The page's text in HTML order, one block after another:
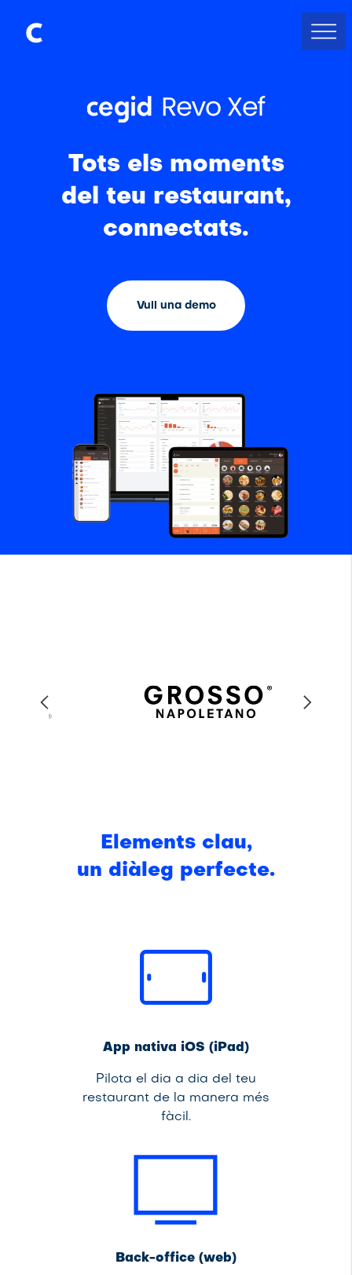
Tots els moments
del teu restaurant,
connectats.
Vull una demo
Elements clau,
un diàleg perfecte.
App nativa iOS (iPad)
Pilota el dia a dia del teu
restaurant de la manera més
fàcil.
Back-office (web)